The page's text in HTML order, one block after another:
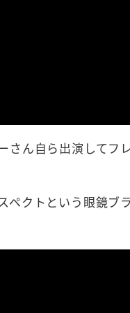
ん自ら出演してフ
クトという眼鏡ブ